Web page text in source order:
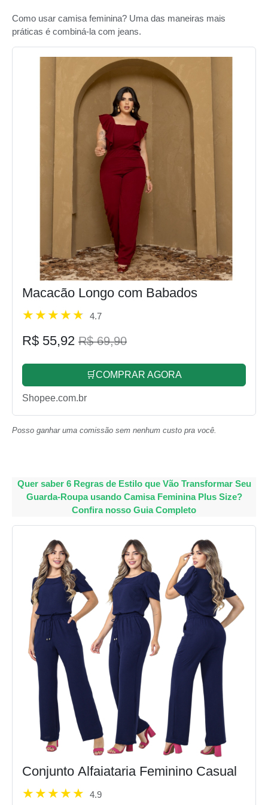
Como usar camisa feminina? Uma das maneiras mais
práticas é combiná-la com jeans.
Macacão Longo com Babados
4.7
R$ 55,92 R$ 69,90
🛒COMPRAR AGORA
Shopee.com.br
Posso ganhar uma comissão sem nenhum custo pra você.
Quer saber 6 Regras de Estilo que Vão Transformar Seu
Guarda-Roupa usando Camisa Feminina Plus Size?
Confira nosso Guia Completo
Conjunto Alfaiataria Feminino Casual
4.9